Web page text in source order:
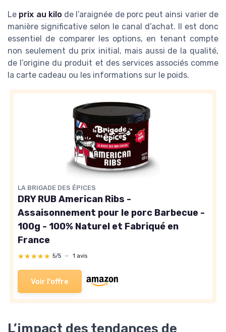
Le prix au kilo de l’araignée de porc peut ainsi varier de
manière significative selon le canal d’achat. Il est donc
essentiel de comparer les options, en tenant compte
non seulement du prix initial, mais aussi de la qualité,
de l’origine du produit et des services associés comme
la carte cadeau ou les informations sur le poids.
LA BRIGADE DES ÉPICES
DRY RUB American Ribs -
Assaisonnement pour le porc Barbecue -
100g - 100% Naturel et Fabriqué en
France
★★★★★
★★★★★ 5/5 — 1 avis
Voir l'offre
L’impact des tendances de